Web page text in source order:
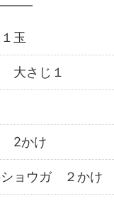
玉
大さじ１
2かけ
ショウガ ２かけ